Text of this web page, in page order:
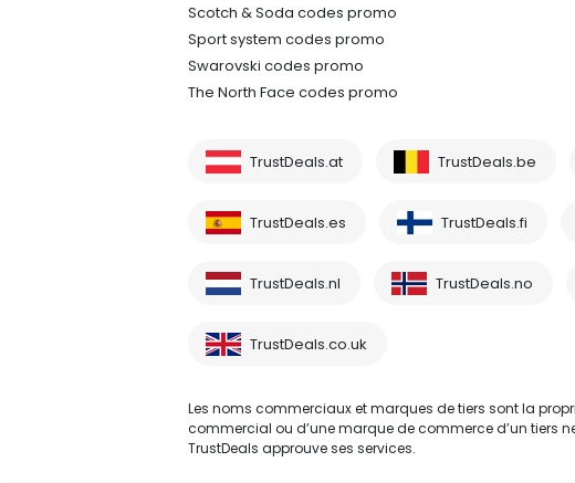
Scotch & Soda codes promo
Sport system codes promo
Swarovski codes promo
The North Face codes promo
TrustDeals.at TrustDeals.be
TrustDeals.es TrustDeals.fi
TrustDeals.nl TrustDeals.no
TrustDeals.co.uk
Les noms commerciaux et marques de tiers sont la
commercial ou d’une marque de commerce d’un tiers
TrustDeals approuve ses services.